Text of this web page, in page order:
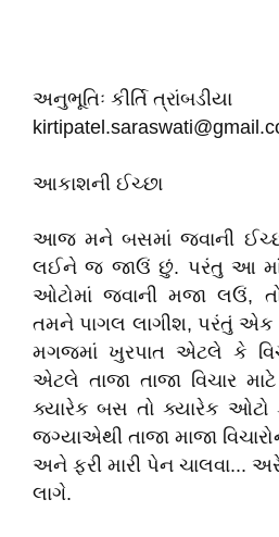
અનુભૂતિઃ કીર્તિ ત્રાંબડીયા
આકાશની ઈચ્છા
આજ મને બસમાં જવાની
લઈને જ જાઉં છું. પરંતુ આ
ઓટોમાં જવાની મજા લઉં,
તમને પાગલ લાગીશ, પરંતું
મગજમાં ખુરપાત એટલે કે
એટલે તાજા તાજા વિચાર
ક્યારેક બસ તો ક્યારેક ઓટો
જગ્યાએથી તાજા માજા
અને ફરી મારી પેન ચાલવા... અરે
લાગે.